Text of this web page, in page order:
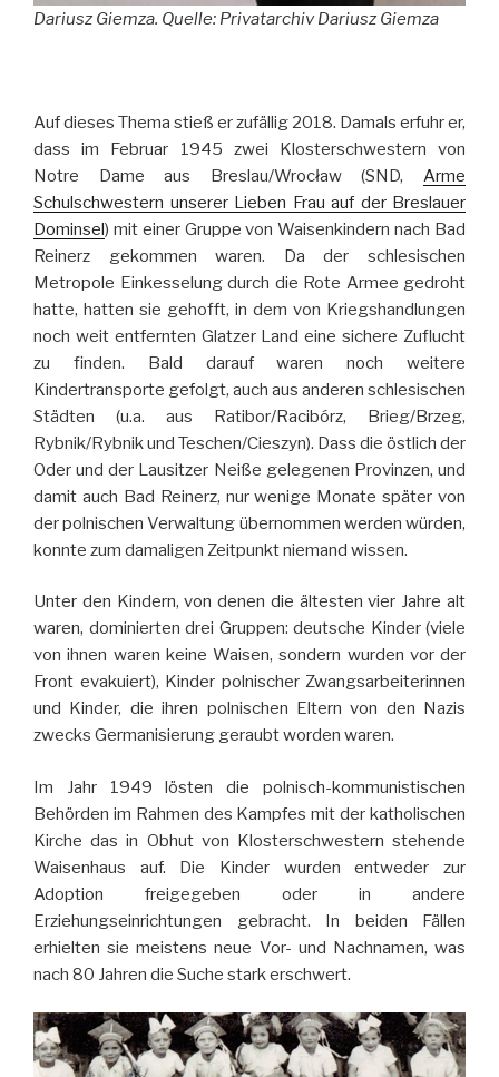
Dariusz Giemza. Quelle: Privatarchiv Dariusz Giemza
Auf dieses Thema stieß er zufällig 2018. Damals erfuhr er,
dass im Februar 1945 zwei Klosterschwestern von
Notre Dame aus Breslau/Wrocław (SND, Arme
Schulschwestern unserer Lieben Frau auf der Breslauer
Dominsel) mit einer Gruppe von Waisenkindern nach Bad
Reinerz gekommen waren. Da der schlesischen
Metropole Einkesselung durch die Rote Armee gedroht
hatte, hatten sie gehofft, in dem von Kriegshandlungen
noch weit entfernten Glatzer Land eine sichere Zuflucht
zu finden. Bald darauf waren noch weitere
Kindertransporte gefolgt, auch aus anderen schlesischen
Städten (u.a. aus Ratibor/Racibórz, Brieg/Brzeg,
Rybnik/Rybnik und Teschen/Cieszyn). Dass die östlich der
Oder und der Lausitzer Neiße gelegenen Provinzen, und
damit auch Bad Reinerz, nur wenige Monate später von
der polnischen Verwaltung übernommen werden würden,
konnte zum damaligen Zeitpunkt niemand wissen.
Unter den Kindern, von denen die ältesten vier Jahre alt
waren, dominierten drei Gruppen: deutsche Kinder (viele
von ihnen waren keine Waisen, sondern wurden vor der
Front evakuiert), Kinder polnischer Zwangsarbeiterinnen
und Kinder, die ihren polnischen Eltern von den Nazis
zwecks Germanisierung geraubt worden waren.
Im Jahr 1949 lösten die polnisch-kommunistischen
Behörden im Rahmen des Kampfes mit der katholischen
Kirche das in Obhut von Klosterschwestern stehende
Waisenhaus auf. Die Kinder wurden entweder zur
Adoption freigegeben oder in andere
Erziehungseinrichtungen gebracht. In beiden Fällen
erhielten sie meistens neue Vor- und Nachnamen, was
nach 80 Jahren die Suche stark erschwert.